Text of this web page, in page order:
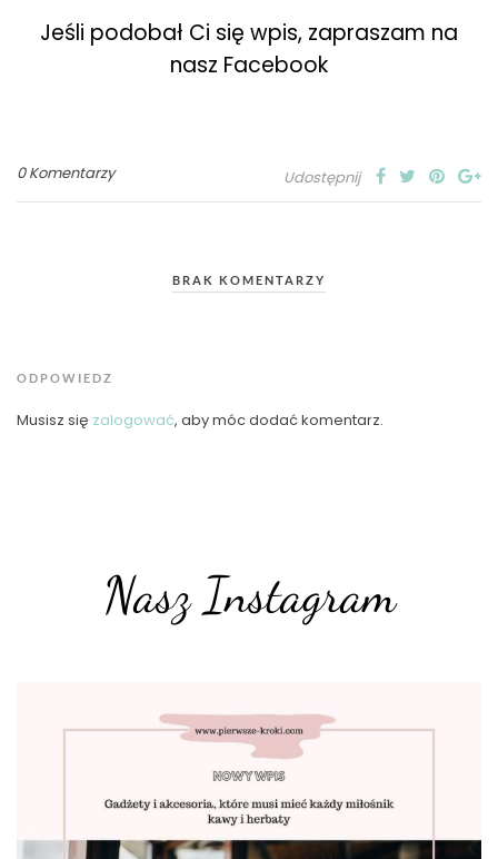
Jeśli podobał Ci się wpis, zapraszam na
nasz Facebook
0 Komentarzy Udostępnij
BRAK KOMENTARZY
ODPOWIEDZ
Musisz się zalogować, aby móc dodać komentarz.
Nasz Instagram